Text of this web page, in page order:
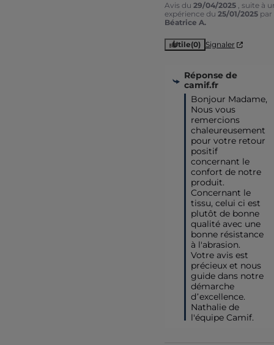
Avis du 29/04/2025 , suite à
expérience du 25/01/2025 par
Béatrice A.
Utile(0) Signaler
Réponse de
camif.fr
Bonjour Madame,
Nous vous
remercions
chaleureusement
pour votre retour
positif
concernant le
confort de notre
produit.
Concernant le
tissu, celui ci est
plutôt de bonne
qualité avec une
bonne résistance
à l'abrasion.
Votre avis est
précieux et nous
guide dans notre
démarche
d’excellence.
Nathalie de
l'équipe Camif.